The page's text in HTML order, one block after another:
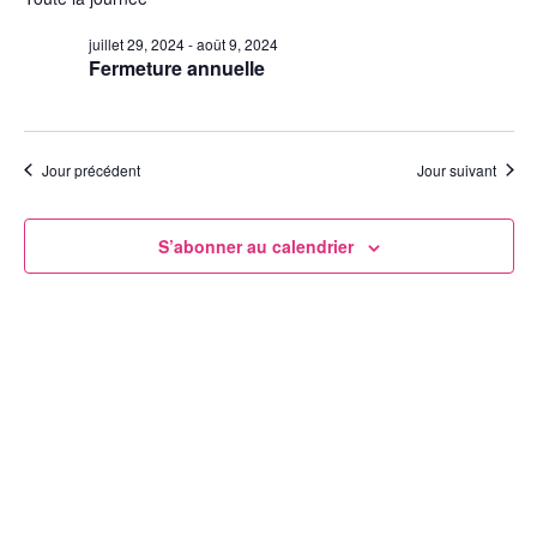
vues
date.
Fermeture annuelle
juillet 29, 2024-août 9, 2024
Jour précédent Jour suivant
S’abonner au calendrier